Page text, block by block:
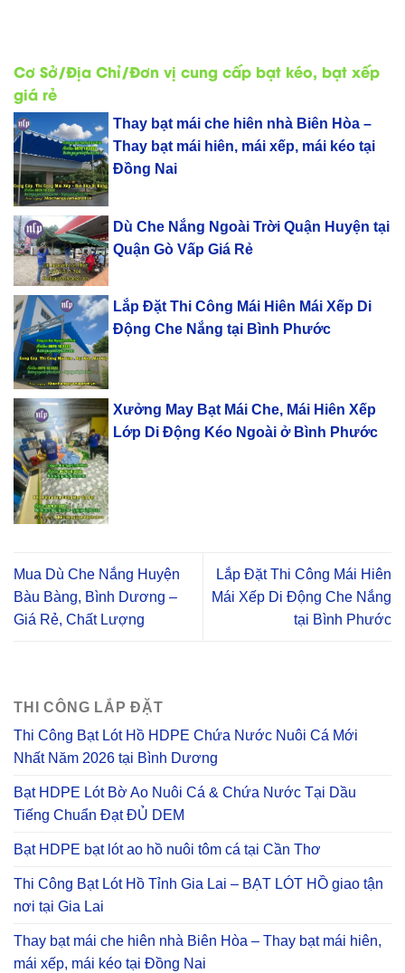
Cơ Sở/Địa Chỉ/Đơn vị cung cấp bạt kéo, bạt xếp
giá rẻ
Thay bạt mái che hiên nhà Biên Hòa –
Thay bạt mái hiên, mái xếp, mái kéo tại
Đồng Nai
Dù Che Nắng Ngoài Trời Quận Huyện tại
Quận Gò Vấp Giá Rẻ
Lắp Đặt Thi Công Mái Hiên Mái Xếp Di
Động Che Nắng tại Bình Phước
Xưởng May Bạt Mái Che, Mái Hiên Xếp
Lớp Di Động Kéo Ngoài ở Bình Phước
Mua Dù Che Nắng Huyện
Bàu Bàng, Bình Dương –
Giá Rẻ, Chất Lượng
Lắp Đặt Thi Công Mái Hiên
Mái Xếp Di Động Che Nắng
tại Bình Phước
THI CÔNG LẮP ĐẶT
Thi Công Bạt Lót Hồ HDPE Chứa Nước Nuôi Cá Mới
Nhất Năm 2026 tại Bình Dương
Bạt HDPE Lót Bờ Ao Nuôi Cá & Chứa Nước Tại Dầu
Tiếng Chuẩn Đạt ĐỦ DEM
Bạt HDPE bạt lót ao hồ nuôi tôm cá tại Cần Thơ
Thi Công Bạt Lót Hồ Tỉnh Gia Lai – BẠT LÓT HỒ giao tận
nơi tại Gia Lai
Thay bạt mái che hiên nhà Biên Hòa – Thay bạt mái hiên,
mái xếp, mái kéo tại Đồng Nai